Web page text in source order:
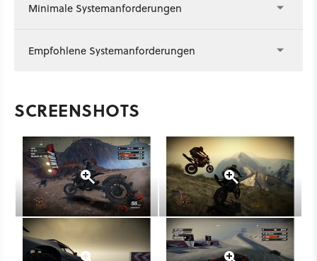
Minimale Systemanforderungen
Empfohlene Systemanforderungen
SCREENSHOTS